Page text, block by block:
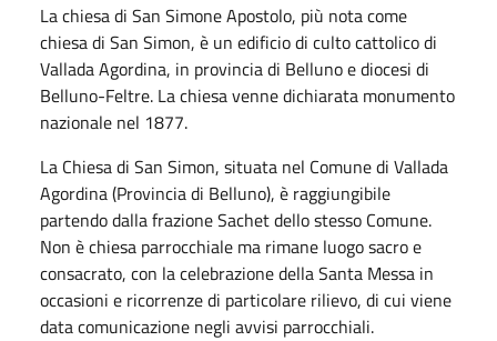
La chiesa di San Simone Apostolo, più nota come
chiesa di San Simon, è un edificio di culto cattolico di
Vallada Agordina, in provincia di Belluno e diocesi di
Belluno-Feltre. La chiesa venne dichiarata monumento
nazionale nel 1877.
La Chiesa di San Simon, situata nel Comune di Vallada
Agordina (Provincia di Belluno), è raggiungibile
partendo dalla frazione Sachet dello stesso Comune.
Non è chiesa parrocchiale ma rimane luogo sacro e
consacrato, con la celebrazione della Santa Messa in
occasioni e ricorrenze di particolare rilievo, di cui viene
data comunicazione negli avvisi parrocchiali.